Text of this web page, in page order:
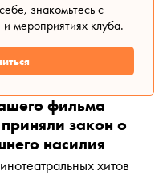
знакомьтесь с
мероприятиях клуба.
фильма
закон о
насилия
хитов